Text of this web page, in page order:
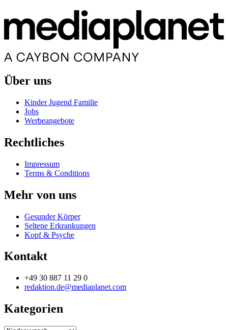
Über uns
Kinder Jugend Familie
Jobs
Werbeangebote
Rechtliches
Impressum
Terms & Conditions
Mehr von uns
Gesunder Körper
Seltene Erkrankungen
Kopf & Psyche
Kontakt
+49 30 887 11 29 0
redaktion.de@mediaplanet.com
Kategorien